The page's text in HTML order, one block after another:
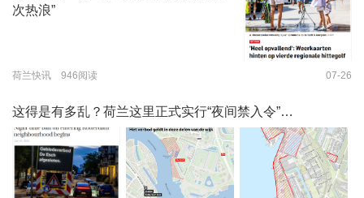
次热浪”
荷兰快讯 946阅读 07-26
这得是有多乱？荷兰这里正式实行“夜间禁入令”…